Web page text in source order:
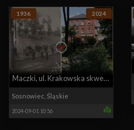
1936 2024
Maczki, ul. Krakowska skwer,
rok 1936 i współcześnie
Sosnowiec Śląskie
2024-09-01 10:56